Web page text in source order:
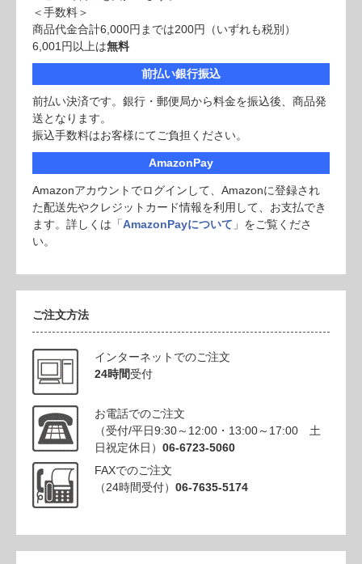
＜手数料＞
商品代金合計6,000円までは200円（いずれも税別）
6,001円以上は無料
前払い銀行振込
前払い決済です。銀行・郵便局から料金を振込後、商品発
送となります。
振込手数料はお客様にてご負担ください。
AmazonPay
Amazonアカウントでログインして、Amazonに登録され
た配送先やクレジットカード情報を利用して、お支払でき
ます。詳しくは「AmazonPayについて 」をご覧くださ
い。
ご注文方法
インターネットでのご注文
24時間受付
お電話でのご注文
（受付/平日9:30～12:00・13:00～17:00 土
日祝定休日） 06-6723-5060
FAXでのご注文
（24時間受付） 06-7635-5174